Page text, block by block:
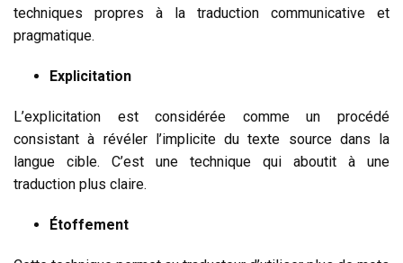
techniques propres à la traduction communicative et
pragmatique.
Explicitation
L’explicitation est considérée comme un procédé
consistant à révéler l’implicite du texte source dans la
langue cible. C’est une technique qui aboutit à une
traduction plus claire.
Étoffement